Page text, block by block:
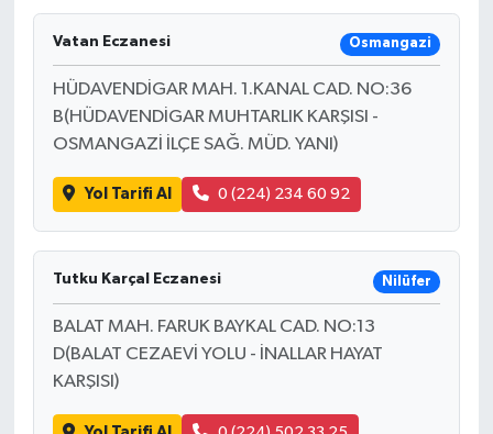
Vatan Eczanesi Osmangazi
HÜDAVENDİGAR MAH. 1.KANAL CAD. NO:36
B(HÜDAVENDİGAR MUHTARLIK KARŞISI -
OSMANGAZİ İLÇE SAĞ. MÜD. YANI)
Yol Tarifi Al 0 (224) 234 60 92
Tutku Karçal Eczanesi Nilüfer
BALAT MAH. FARUK BAYKAL CAD. NO:13
D(BALAT CEZAEVİ YOLU - İNALLAR HAYAT
KARŞISI)